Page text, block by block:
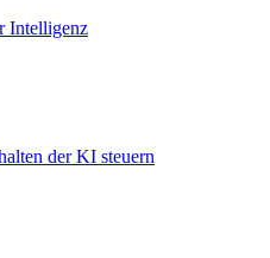
Intelligenz
der KI steuern